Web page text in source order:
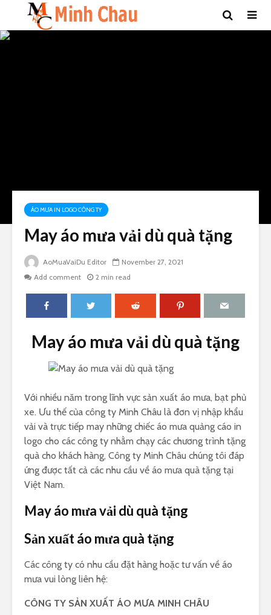
ÁO MƯA IN LOGO CÔNG TY
May áo mưa vải dù quà tặng
AoMuaVaiDu Editor
November 27, 2021
Add comment
2 min read
May áo mưa vải dù quà tặng
Với nhiều năm trong lĩnh vực sản xuất áo mưa, bạt phủ
xe. Ưu thế của công ty Minh Châu là đơn vị nhập khẩu
vải và trực tiếp may những chiếc áo mưa quảng cáo in
logo cho các công ty nhằm chạy các chương trình tặng
quà cho khách hàng, Công ty Minh Châu chúng tôi đáp
ứng được tất cả các nhu cầu về áo mưa quà tặng tại
Việt Nam.
May áo mưa vải dù quà tặng
Sản xuất áo mưa quà tặng
Các công ty có nhu cầu đặt hàng hoặc tư vấn về áo
mưa vui lòng liên hệ:
CÔNG TY SẢN XUẤT ÁO MƯA MINH CHÂU